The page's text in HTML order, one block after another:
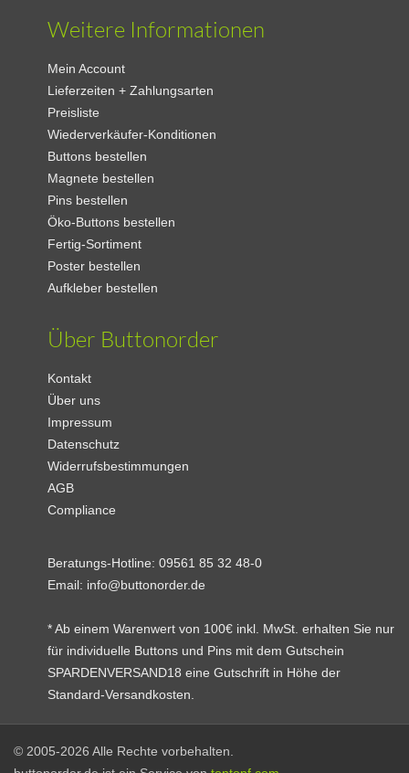
Weitere Informationen
Mein Account
Lieferzeiten + Zahlungsarten
Preisliste
Wiederverkäufer-Konditionen
Buttons bestellen
Magnete bestellen
Pins bestellen
Öko-Buttons bestellen
Fertig-Sortiment
Poster bestellen
Aufkleber bestellen
Über Buttonorder
Kontakt
Über uns
Impressum
Datenschutz
Widerrufsbestimmungen
AGB
Compliance
Beratungs-Hotline:09561 85 32 48-0
Email: info@buttonorder.de
* Ab einem Warenwert von 100€ inkl. MwSt. erhalten Sie nur
für individuelle Buttons und Pins mit dem Gutschein
SPARDENVERSAND18 eine Gutschrift in Höhe der
Standard-Versandkosten.
© 2005-2026 Alle Rechte vorbehalten.